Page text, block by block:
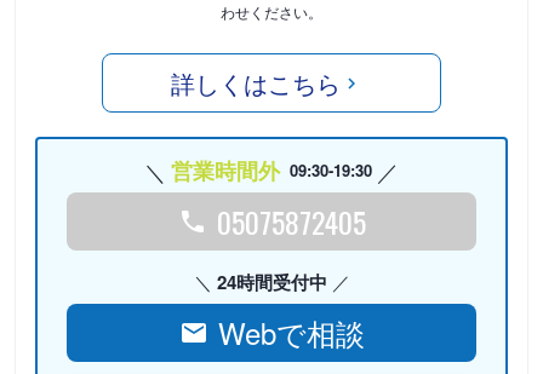
わせください。
詳しくはこちら
営業時間外 09:30-19:30
05075872405
24時間受付中
Webで相談